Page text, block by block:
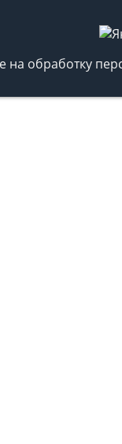
на обработку